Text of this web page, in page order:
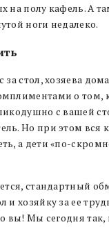
на полу кафель. А
ноги недалеко.
за стол, хозяева
о том,
с вашей
Но при этом вся
а дети «по-
стандартный
и хозяйку за ее
вы! Мы сегодня так,